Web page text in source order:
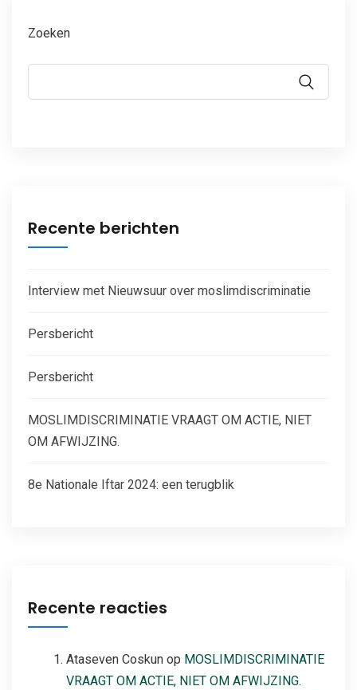
Zoeken
Recente berichten
Interview met Nieuwsuur over moslimdiscriminatie
Persbericht
Persbericht
MOSLIMDISCRIMINATIE VRAAGT OM ACTIE, NIET
OM AFWIJZING.
8e Nationale Iftar 2024: een terugblik
Recente reacties
Ataseven Coskun op MOSLIMDISCRIMINATIE
VRAAGT OM ACTIE, NIET OM AFWIJZING.